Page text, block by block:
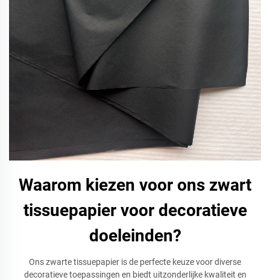
Waarom kiezen voor ons zwart
tissuepapier voor decoratieve
doeleinden?
Ons zwarte tissuepapier is de perfecte keuze voor diverse
decoratieve toepassingen en biedt uitzonderlijke kwaliteit en